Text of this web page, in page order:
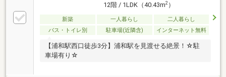
12階 / 1LDK（40.43m2）
新築 一人暮らし
二人暮らし
バス・トイレ別
駐車場(近隣含) インターネット無料
【浦和駅西口徒歩3分】浦和駅を見渡せる絶景！☆駐
車場有り☆